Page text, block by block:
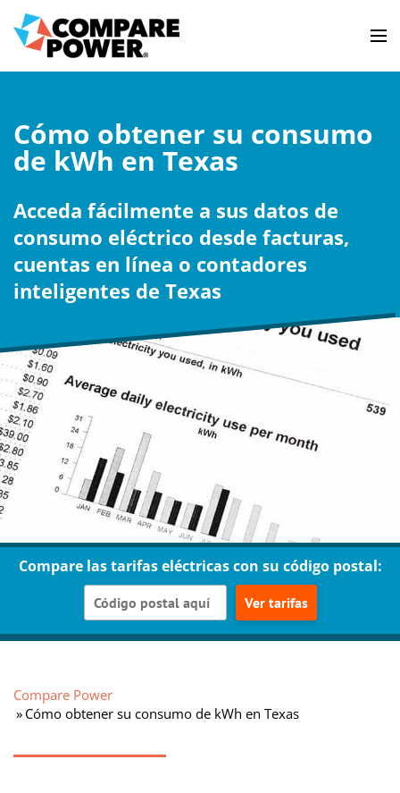
Cómo obtener su consumo
de kWh en Texas
Acceda fácilmente a sus datos de
consumo eléctrico desde facturas,
cuentas en línea o contadores
inteligentes de Texas
Compare las tarifas eléctricas con su código postal:
Ver tarifas
Compare Power
Cómo obtener su consumo de kWh en Texas